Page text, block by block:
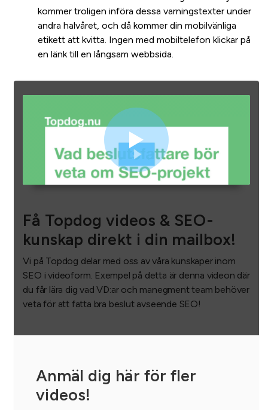
kommer troligen införa dessa varningstexter under
andra halvåret, och då kommer din mobilvänliga
etikett att kvitta. Ingen med mobiltelefon klickar på
en länk till en långsam webbsida.
Få Topdog videos & SEO-
kunskap direkt i din mailbox!
Vi på Topdog delar med oss av våra kunskaper inom
SEO i videoform. Exempel på detta är denna videon där
du får lära dig vad VD:ar och manegment team behöver
veta för att fatta bra beslut avseende SEO!
Anmäl dig här för fler
videos!